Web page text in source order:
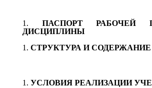
ПАСПОРТ РАБОЧЕЙ
ДИСЦИПЛИНЫ
СТРУКТУРА И
УСЛОВИЯ РЕАЛИЗАЦИИ